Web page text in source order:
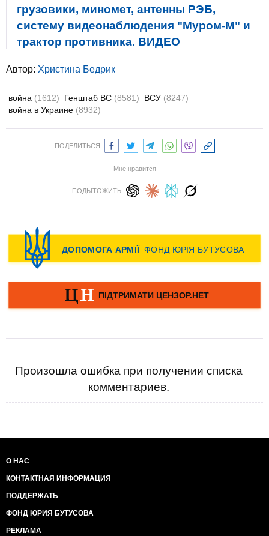
грузовики, миномет, антенны РЭБ,
систему видеонаблюдения "Муром-М" и
трактор противника. ВИДЕО
Автор: Христина Бедрик
война (1612) Генштаб ВС (8581) ВСУ (8247)
война в Украине (8932)
ПОДЕЛИТЬСЯ:
Мне нравится
ПОДЫТОЖИТЬ:
Произошла ошибка при получении списка
комментариев.
О НАС
КОНТАКТНАЯ ИНФОРМАЦИЯ
ПОДДЕРЖАТЬ
ФОНД ЮРИЯ БУТУСОВА
РЕКЛАМА